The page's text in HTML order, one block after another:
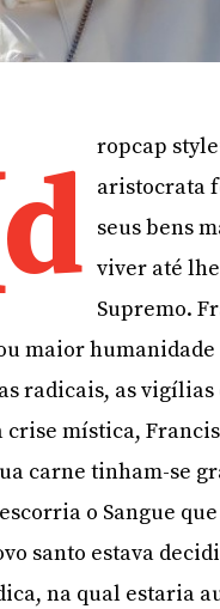
ropcap
aristocrata
seus bens
viver até
Supremo.
maior humanidade
radicais, as
crise mística,
carne tinham-se
o Sangue
santo estava
na qual estaria